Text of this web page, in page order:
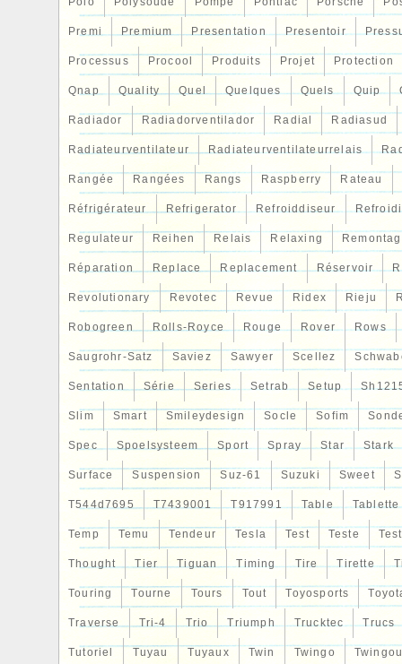
Premi Premium Presentation Presentoir
Processus Procool Produits Projet Protection
Qnap Quality Quel Quelques Quels Quip
Radiador Radiadorventilador Radial Radiasud
Radiateurventilateur Radiateurventilateurrelais
Rangée Rangées Rangs Raspberry Rateau
Réfrigérateur Refrigerator Refroiddiseur Refroidi
Regulateur Reihen Relais Relaxing
Réparation Replace Replacement Réservoir
Revolutionary Revotec Revue Ridex Rieju
Robogreen Rolls-Royce Rouge Rover Rows
Saugrohr-Satz Saviez Sawyer Scellez
Sentation Série Series Setrab Setup
Slim Smart Smileydesign Socle Sofim
Spec Spoelsysteem Sport Spray Star Stark
Surface Suspension Suz-61 Suzuki Sweet
T544d7695 T7439001 T917991 Table Tablette
Temp Temu Tendeur Tesla Test Teste
Thought Tier Tiguan Timing Tire Tirette
Touring Tourne Tours Tout Toyosports
Traverse Tri-4 Trio Triumph Trucktec Trucs
Tutoriel Tuyau Tuyaux Twin Twingo
Matériau: Aluminium
Profondeur: 40 mm
Taille: 278mm
Numéro de pièce fabricant: ASK-
Groupe de produit: Système De